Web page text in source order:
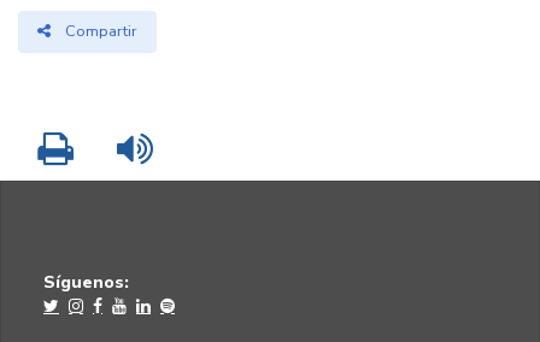
Compartir
Imprimir
Síguenos: